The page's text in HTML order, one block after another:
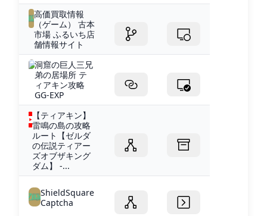
高価買取情報
（ゲーム） 古本
市場 ふるいち店
舗情報サイト
洞窟の巨人三兄
弟の居場所 テ
ィアキン攻略
GG-EXP
【ティアキン】
雷鳴の島の攻略
ルート【ゼルダ
の伝説ティアー
ズオブザキング
ダム】 -...
ShieldSquare
Captcha